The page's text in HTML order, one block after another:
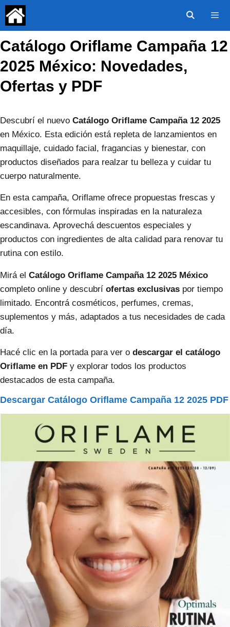
Saltar
contenido
Menú
Catálogo Oriflame Campaña 12
2025 México: Novedades,
Ofertas y PDF
Descubrí el nuevo Catálogo Oriflame Campaña 12 2025
en México. Esta edición está repleta de lanzamientos en
maquillaje, cuidado facial, fragancias y bienestar, con
productos diseñados para realzar tu belleza y cuidar tu
cuerpo naturalmente.
En esta campaña, Oriflame ofrece propuestas frescas y
accesibles, con fórmulas inspiradas en la naturaleza
escandinava. Aprovechá descuentos especiales y
productos con ingredientes de alta calidad para renovar tu
rutina con estilo.
Mirá el Catálogo Oriflame Campaña 12 2025 México
completo online y descubrí ofertas exclusivas por tiempo
limitado. Encontrá cosméticos, perfumes, cremas,
suplementos y más, adaptados a tus necesidades de cada
día.
Hacé clic en la portada para ver o descargar el catálogo
Oriflame en PDF y explorar todos los productos
destacados de esta campaña.
Descargar Catálogo Oriflame Campaña 12 2025 PDF